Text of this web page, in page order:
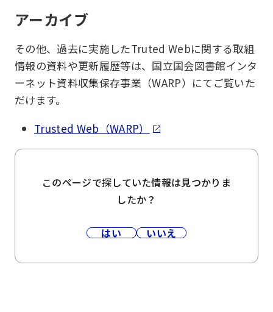
アーカイブ
その他、過去に実施したTruted Webに関する取組
情報の資料や更新履歴等は、国立国会図書館インタ
ーネット資料収集保存事業（WARP）にてご覧いた
だけます。
Trusted Web（WARP）
このページで探していた情報は見つかりま
したか？
はい いいえ